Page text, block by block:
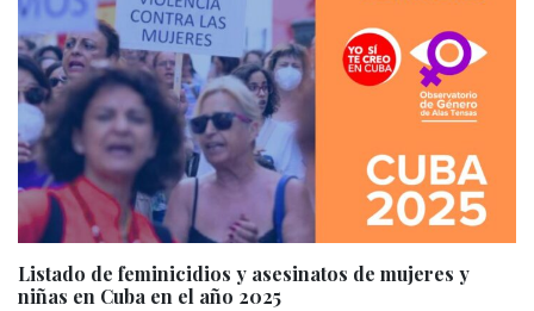
Listado de feminicidios y asesinatos de mujeres y
niñas en Cuba en el año 2025